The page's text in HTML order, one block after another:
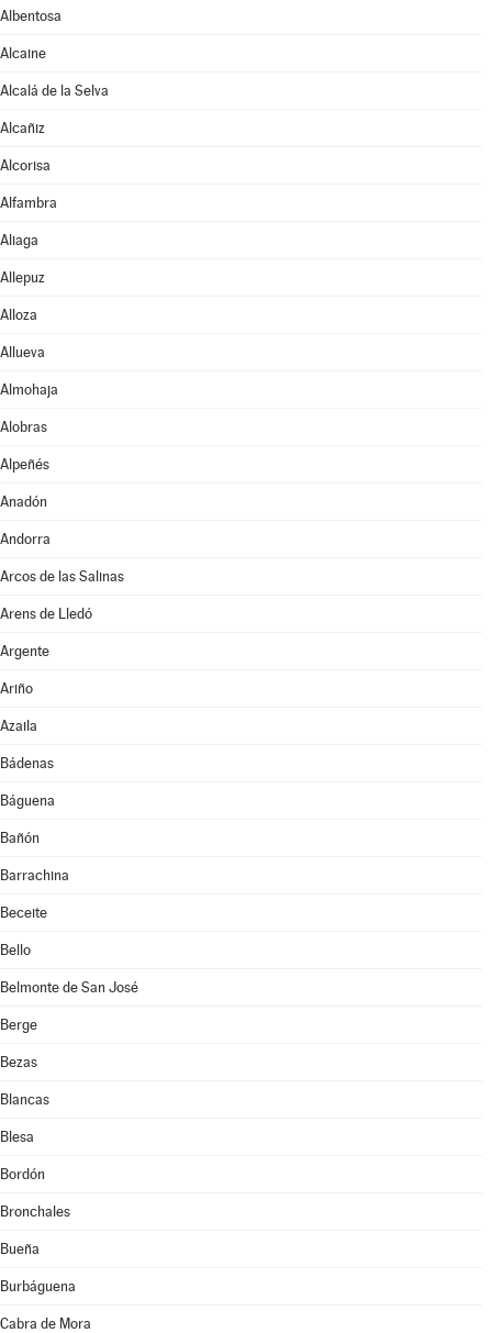
Albentosa
Alcaine
Alcalá de la Selva
Alcañiz
Alcorisa
Alfambra
Aliaga
Allepuz
Alloza
Allueva
Almohaja
Alobras
Alpeñés
Anadón
Andorra
Arcos de las Salinas
Arens de Lledó
Argente
Ariño
Azaila
Bádenas
Báguena
Bañón
Barrachina
Beceite
Bello
Belmonte de San José
Berge
Bezas
Blancas
Blesa
Bordón
Bronchales
Bueña
Burbáguena
Cabra de Mora